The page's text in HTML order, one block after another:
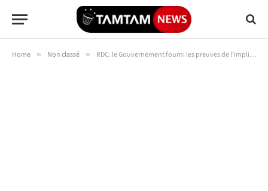
Home » Non classé » RDC: le Gouvernement fourni les preuves de l’implication rwandaises sur terrain aux pays membres permanents du Conseil de sécurité de l’ONU